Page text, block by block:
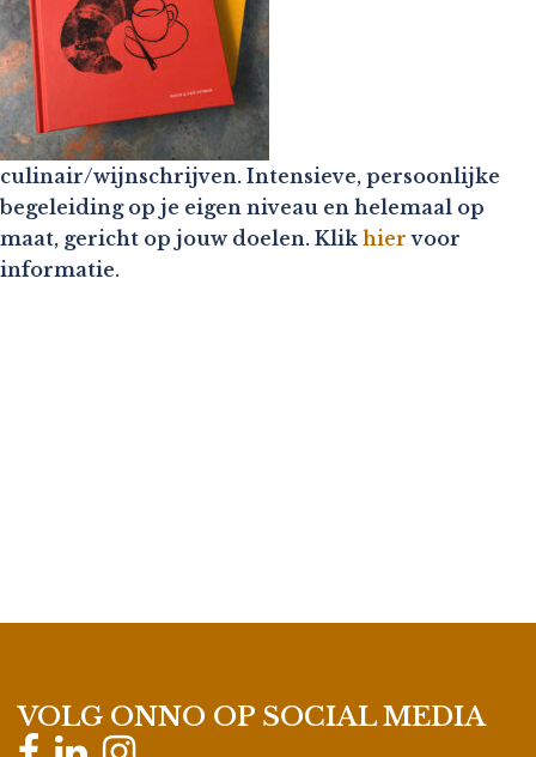
culinair/wijnschrijven. Intensieve, persoonlijke
begeleiding op je eigen niveau en helemaal op
maat, gericht op jouw doelen. Klik hier voor
informatie.
VOLG ONNO OP SOCIAL MEDIA